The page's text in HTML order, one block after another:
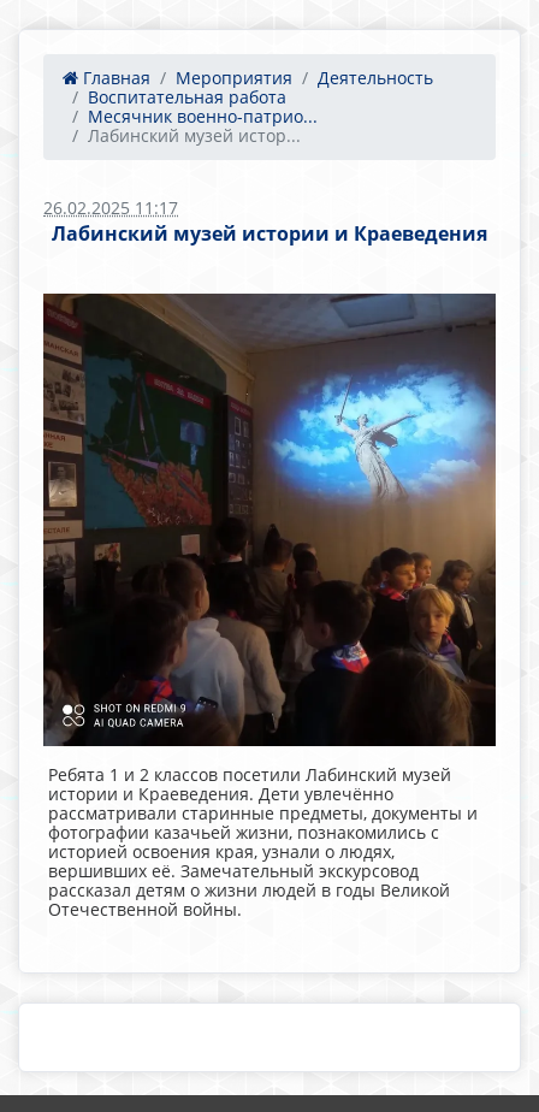
Главная Мероприятия
Деятельность
Воспитательная работа
Месячник военно-патрио...
Лабинский музей истор...
26.02.2025 11:17
Лабинский музей истории и Краеведения
Ребята 1 и 2 классов посетили Лабинский музей
истории и Краеведения. Дети увлечённо
рассматривали старинные предметы, документы и
фотографии казачьей жизни, познакомились с
историей освоения края, узнали о людях,
вершивших еë. Замечательный экскурсовод
рассказал детям о жизни людей в годы Великой
Отечественной войны.